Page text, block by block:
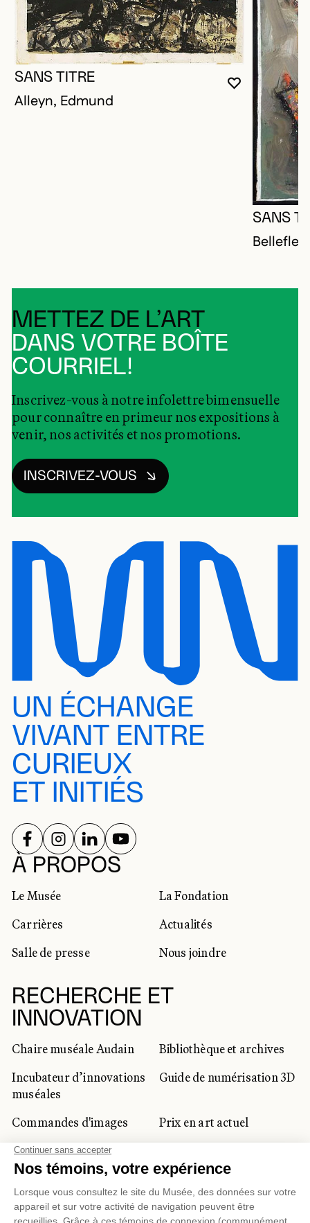
VOUS
FERMER
OUVRIR LA
SANS TITRE
Alleyn, Edmund
SANS
METTEZ DE L’ART
DANS VOTRE BOÎTE
COURRIEL!
Inscrivez-vous à notre infolettre bimensuelle
pour connaître en primeur nos expositions à
venir, nos activités et nos promotions.
INSCRIVEZ-VOUS
UN ÉCHANGE
VIVANT ENTRE
CURIEUX
ET INITIÉS
À PROPOS
Le Musée
La Fondation
Carrières
Actualités
Salle de presse
Nous joindre
RECHERCHE ET
INNOVATION
Chaire muséale Audain
Bibliothèque et archives
Incubateur d’innovations
muséales
Guide de numérisation 3D
Commandes d'images
Prix en art actuel
Prix Lynne-Cohen
CLIENTÈLE CORPORATIVE
ET PRIVÉE
RÉSEAUX SOCIAUX
SUIVEZ-NOUS SUR
SUIVEZ-NOUS SUR
SUIVEZ-NOUS SUR
SUIVEZ-NOUS SUR